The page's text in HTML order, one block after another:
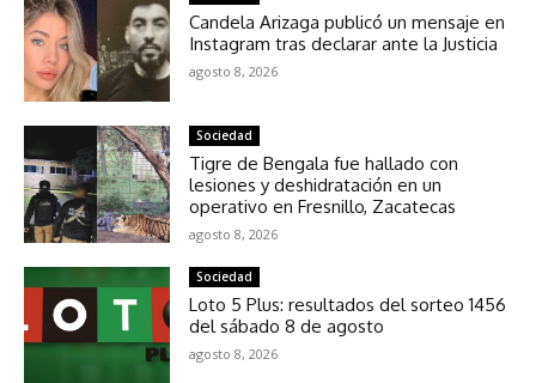
Candela Arizaga publicó un mensaje en
Instagram tras declarar ante la Justicia
agosto 8, 2026
Sociedad
Tigre de Bengala fue hallado con
lesiones y deshidratación en un
operativo en Fresnillo, Zacatecas
agosto 8, 2026
Sociedad
Loto 5 Plus: resultados del sorteo 1456
del sábado 8 de agosto
agosto 8, 2026